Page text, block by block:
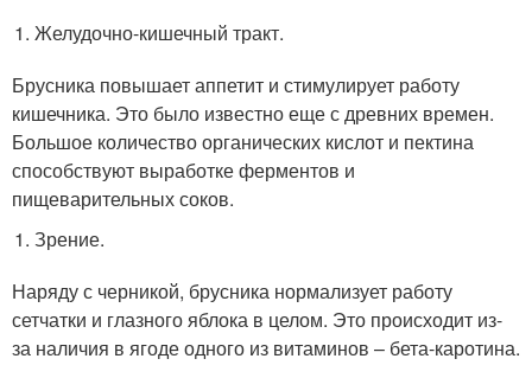
Желудочно-кишечный тракт.
Брусника повышает аппетит и стимулирует работу
кишечника. Это было известно еще с древних времен.
Большое количество органических кислот и пектина
способствуют выработке ферментов и
пищеварительных соков.
Зрение.
Наряду с черникой, брусника нормализует работу
сетчатки и глазного яблока в целом. Это происходит из-
за наличия в ягоде одного из витаминов – бета-каротина.